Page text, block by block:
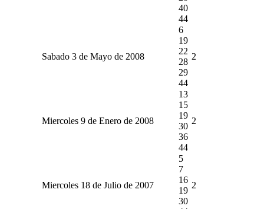
40
44
Sabado 3 de Mayo de 2008
6
19
22
28
29
44
2
Miercoles 9 de Enero de 2008
13
15
19
30
36
44
2
Miercoles 18 de Julio de 2007
5
7
16
19
30
2